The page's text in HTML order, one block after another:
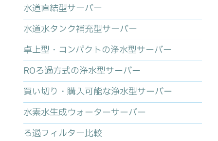
水道直結型サーバー
水道水タンク補充型サーバー
卓上型・コンパクトの浄水型サーバー
ROろ過方式の浄水型サーバー
買い切り・購入可能な浄水型サーバー
水素水生成ウォーターサーバー
ろ過フィルター比較